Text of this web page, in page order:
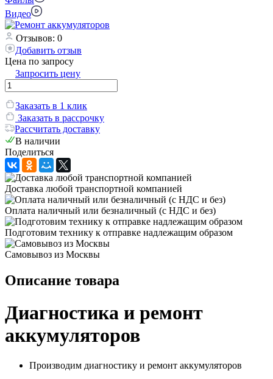
Видео
Отзывов: 0
Добавить отзыв
Цена по запросу
Запросить цену
Заказать в 1 клик
Заказать в рассрочку
Рассчитать доставку
В наличии
Поделиться
Доставка любой транспортной компанией
Оплата наличный или безналичный (с НДС и без)
Подготовим технику к отправке надлежащим образом
Самовывоз из Москвы
Описание товара
Диагностика и ремонт
аккумуляторов
Производим диагностику и ремонт аккумуляторов